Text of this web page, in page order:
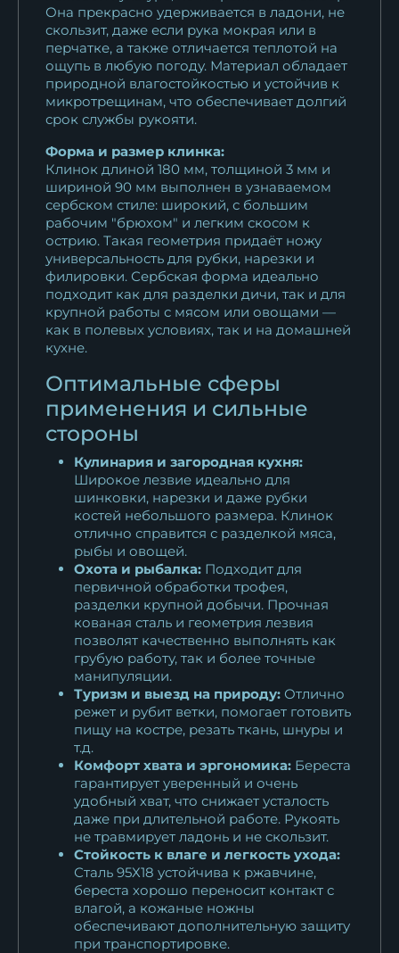
Она прекрасно удерживается в ладони, не
скользит, даже если рука мокрая или в
перчатке, а также отличается теплотой на
ощупь в любую погоду. Материал обладает
природной влагостойкостью и устойчив к
микротрещинам, что обеспечивает долгий
срок службы рукояти.
Форма и размер клинка:
Клинок длиной 180 мм, толщиной 3 мм и
шириной 90 мм выполнен в узнаваемом
сербском стиле: широкий, с большим
рабочим "брюхом" и легким скосом к
острию. Такая геометрия придаёт ножу
универсальность для рубки, нарезки и
филировки. Сербская форма идеально
подходит как для разделки дичи, так и для
крупной работы с мясом или овощами —
как в полевых условиях, так и на домашней
кухне.
Оптимальные сферы
применения и сильные
стороны
Кулинария и загородная кухня:
Широкое лезвие идеально для
шинковки, нарезки и даже рубки
костей небольшого размера. Клинок
отлично справится с разделкой мяса,
рыбы и овощей.
Охота и рыбалка: Подходит для
первичной обработки трофея,
разделки крупной добычи. Прочная
кованая сталь и геометрия лезвия
позволят качественно выполнять как
грубую работу, так и более точные
манипуляции.
Туризм и выезд на природу: Отлично
режет и рубит ветки, помогает готовить
пищу на костре, резать ткань, шнуры и
т.д.
Комфорт хвата и эргономика: Береста
гарантирует уверенный и очень
удобный хват, что снижает усталость
даже при длительной работе. Рукоять
не травмирует ладонь и не скользит.
Стойкость к влаге и легкость ухода:
Сталь 95Х18 устойчива к ржавчине,
береста хорошо переносит контакт с
влагой, а кожаные ножны
обеспечивают дополнительную защиту
при транспортировке.